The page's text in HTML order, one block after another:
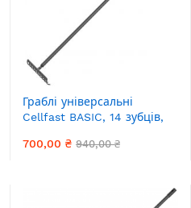
Граблі універсальні
Cellfast BASIC, 14 зубців,
700,00 ₴ 940,00 ₴